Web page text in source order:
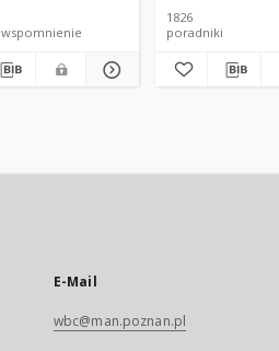
pamiętnik wspomnienie
1826
poradniki
E-Mail
wbc@man.poznan.pl